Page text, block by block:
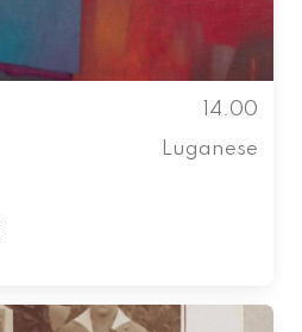
14.00
Luganese